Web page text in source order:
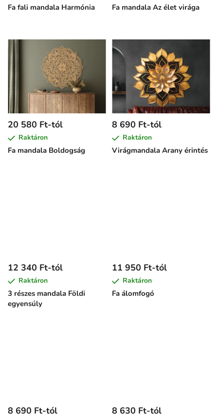
Fa fali mandala Harmónia Fa mandala Az élet virága
Fa mandala Boldogság
20 580 Ft-tól
Raktáron
Virágmandala Arany érintés
8 690 Ft-tól
Raktáron
3 részes mandala Földi
egyensúly
12 340 Ft-tól
Raktáron
Fa álomfogó
11 950 Ft-tól
Raktáron
8 690 Ft-tól 8 630 Ft-tól